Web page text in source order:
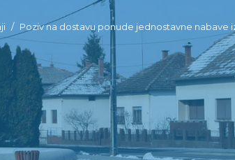
Poziv na dostavu ponude jednostavne nabave